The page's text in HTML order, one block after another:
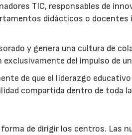
TIC, responsables de
didácticos o docentes
y genera una cultura de
del impulso de
de que el liderazgo
compartida dentro de toda
de dirigir los centros. Las